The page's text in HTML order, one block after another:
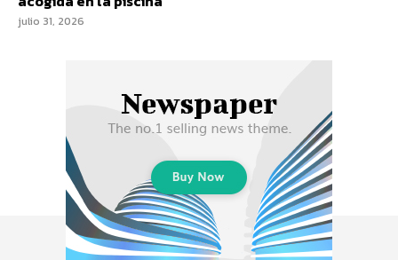
julio 31, 2026